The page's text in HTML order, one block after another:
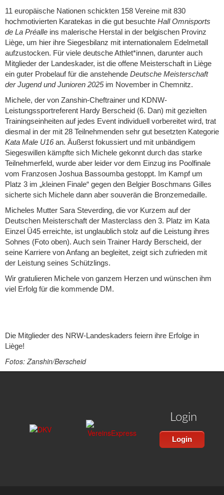
11 europäische Nationen schickten 158 Vereine mit 830
hochmotivierten Karatekas in die gut besuchte Hall Omnisports
de La Préalle ins malerische Herstal in der belgischen Provinz
Liège, um hier ihre Siegesbilanz mit internationalem Edelmetall
aufzustocken. Für viele deutsche Athlet*innen, darunter auch
Mitglieder der Landeskader, ist die offene Meisterschaft in Liège
ein guter Probelauf für die anstehende Deutsche Meisterschaft
der Jugend und Junioren 2025im November in Chemnitz.
Michele, der von Zanshin-Cheftrainer und KDNW-
Leistungssportreferent Hardy Berscheid (6. Dan) mit gezielten
Trainingseinheiten auf jedes Event individuell vorbereitet wird, trat
diesmal in der mit 28 Teilnehmenden sehr gut besetzten Kategorie
Kata Male U16an. Äußerst fokussiert und mit unbändigem
Siegeswillen kämpfte sich Michele gekonnt durch das starke
Teilnehmerfeld, wurde aber leider vor dem Einzug ins Poolfinale
vom Franzosen Joshua Bassoumba gestoppt. Im Kampf um
Platz 3 im „kleinen Finale“ gegen den Belgier Boschmans Gilles
sicherte sich Michele dann aber souverän die Bronzemedaille.
Micheles Mutter Sara Steverding, die vor Kurzem auf der
Deutschen Meisterschaft der Masterclass den 3. Platz im Kata
Einzel Ü45 erreichte, ist unglaublich stolz auf die Leistung ihres
Sohnes (Foto oben). Auch sein Trainer Hardy Berscheid, der
seine Karriere von Anfang an begleitet, zeigt sich zufrieden mit
der Leistung seines Schützlings.
Wir gratulieren Michele von ganzem Herzen und wünschen ihm
viel Erfolg für die kommende DM.
Die Mitglieder des NRW-Landeskaders feiern ihre Erfolge in
Liège!
Fotos: Zanshin/Berscheid
Login
Login